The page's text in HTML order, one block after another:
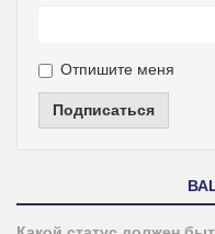
Отпишите меня
Подписаться